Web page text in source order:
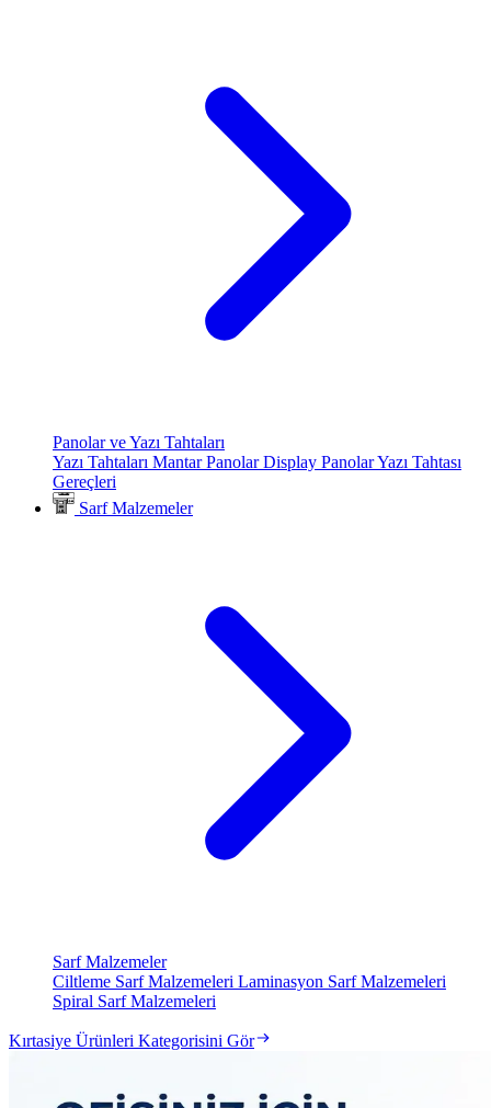
Panolar ve Yazı Tahtaları
Yazı Tahtaları Mantar PanolarDisplay PanolarYazı Tahtası
Gereçleri
Sarf Malzemeler
Sarf Malzemeler
Ciltleme Sarf Malzemeleri Laminasyon Sarf Malzemeleri
Spiral Sarf Malzemeleri
Kırtasiye Ürünleri Kategorisini Gör